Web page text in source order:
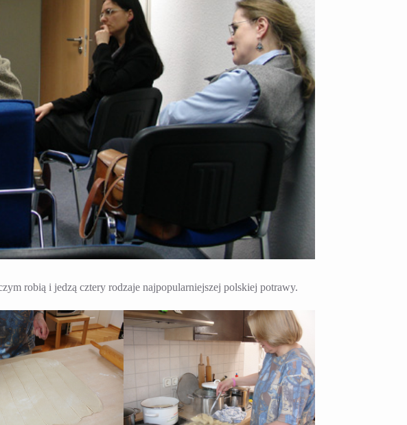
robią i jedzą cztery rodzaje najpopularniejszej polskiej potrawy.